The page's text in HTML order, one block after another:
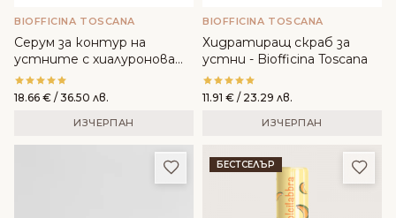
BIOFFICINA TOSCANA
Серум за контур на
устните с хиалуронова
киселина - Biofficina
Toscana
18.66 € / 36.50 лв.
ИЗЧЕРПАН
BIOFFICINA TOSCANA
Хидратиращ скраб за
устни - Biofficina Toscana
11.91 € / 23.29 лв.
ИЗЧЕРПАН
Добави в любими
БЕСТСЕЛЪР